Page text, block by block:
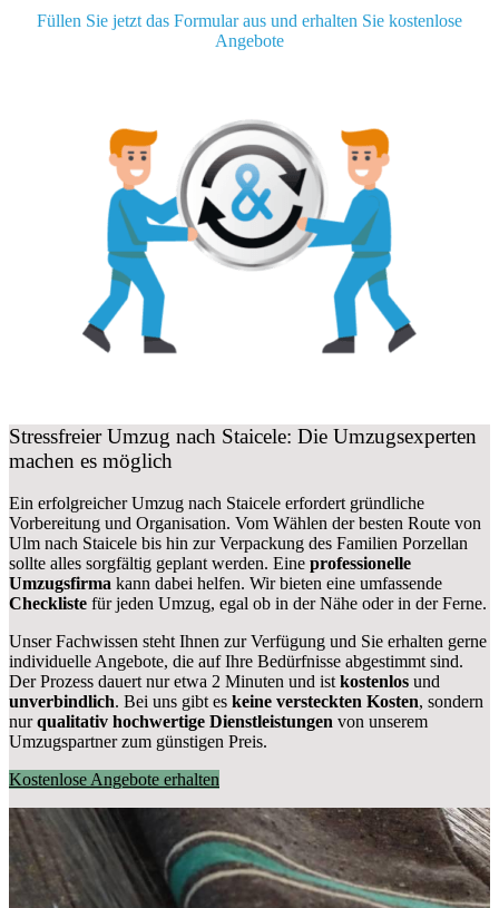
Füllen Sie jetzt das Formular aus und erhalten Sie kostenlose
Angebote
Stressfreier Umzug nach Staicele: Die Umzugsexperten
machen es möglich
Ein erfolgreicher Umzug nach Staicele erfordert gründliche
Vorbereitung und Organisation. Vom Wählen der besten Route von
Ulm nach Staicele bis hin zur Verpackung des Familien Porzellan
sollte alles sorgfältig geplant werden. Eine professionelle
Umzugsfirma kann dabei helfen. Wir bieten eine umfassende
Checkliste für jeden Umzug, egal ob in der Nähe oder in der Ferne.
Unser Fachwissen steht Ihnen zur Verfügung und Sie erhalten gerne
individuelle Angebote, die auf Ihre Bedürfnisse abgestimmt sind.
Der Prozess dauert nur etwa 2 Minuten und ist kostenlos und
unverbindlich. Bei uns gibt es keine versteckten Kosten, sondern
nurqualitativ hochwertige Dienstleistungen von unserem
Umzugspartner zum günstigen Preis.
Kostenlose Angebote erhalten